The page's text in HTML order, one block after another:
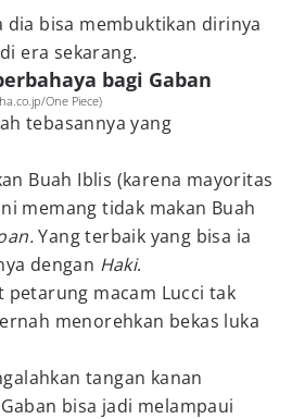
dia bisa membuktikan dirinya
era sekarang.
bagi Gaban
One Piece)
tebasannya yang
Buah Iblis (karena mayoritas
memang tidak makan Buah
Yang terbaik yang bisa ia
dengan Haki.
petarung macam Lucci tak
menorehkan bekas luka
tangan kanan
bisa jadi melampaui